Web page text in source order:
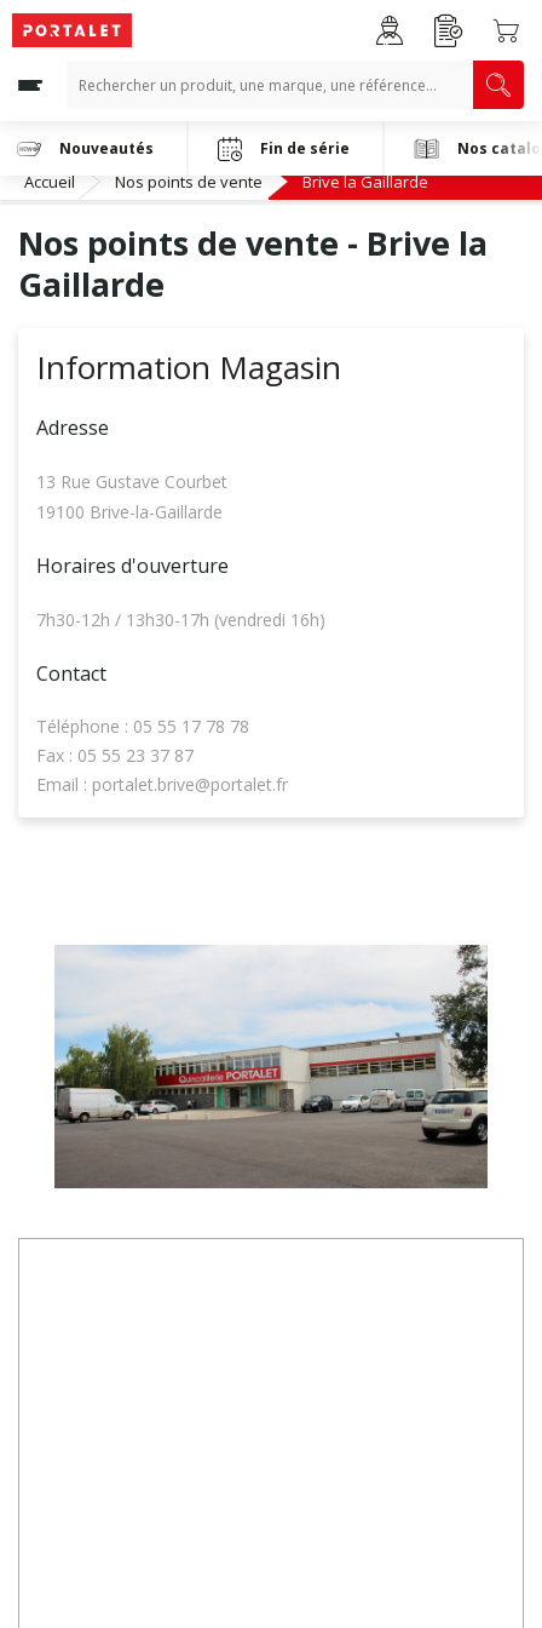
Nouveautés Fin de série Nos
Accueil Nos points de vente Brive la Gaillarde
Nos points de vente - Brive la
Gaillarde
Information Magasin
Adresse
13 Rue Gustave Courbet
19100 Brive-la-Gaillarde
Horaires d'ouverture
7h30-12h / 13h30-17h (vendredi 16h)
Contact
Téléphone : 05 55 17 78 78
Fax : 05 55 23 37 87
Email : portalet.brive@portalet.fr